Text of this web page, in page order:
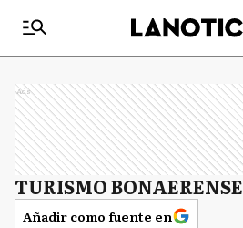
Ads
TURISMO BONAERENSE
Añadir como fuente en